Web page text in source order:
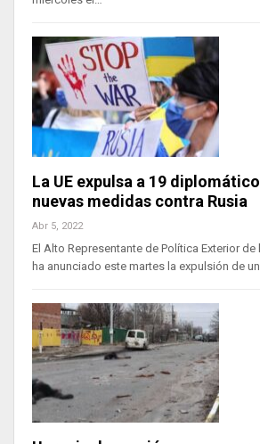
La UE expulsa a 19
nuevas medidas contra Rusia
Abr 5, 2022
El Alto Representante de Política Exterior de
ha anunciado este martes la expulsión de